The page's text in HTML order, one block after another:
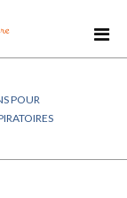
POUR